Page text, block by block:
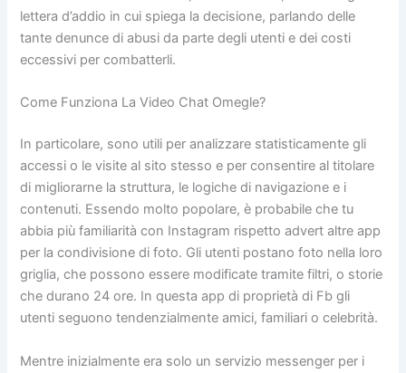
lettera d’addio in cui spiega la decisione, parlando delle
tante denunce di abusi da parte degli utenti e dei costi
eccessivi per combatterli.
Come Funziona La Video Chat Omegle?
In particolare, sono utili per analizzare statisticamente gli
accessi o le visite al sito stesso e per consentire al titolare
di migliorarne la struttura, le logiche di navigazione e i
contenuti. Essendo molto popolare, è probabile che tu
abbia più familiarità con Instagram rispetto advert altre app
per la condivisione di foto. Gli utenti postano foto nella loro
griglia, che possono essere modificate tramite filtri, o storie
che durano 24 ore. In questa app di proprietà di Fb gli
utenti seguono tendenzialmente amici, familiari o celebrità.
Mentre inizialmente era solo un servizio messenger per i